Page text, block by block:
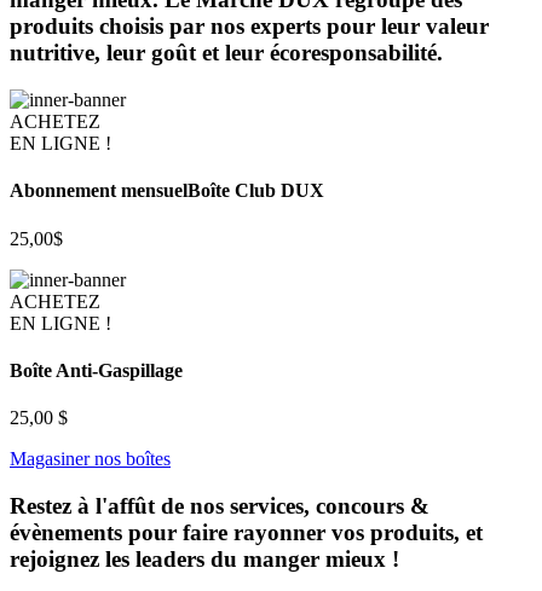
produits choisis par nos experts pour leur valeur
nutritive, leur goût et leur écoresponsabilité.
ACHETEZ
EN LIGNE !
Abonnement mensuelBoîte Club DUX
25,00$
ACHETEZ
EN LIGNE !
Boîte Anti-Gaspillage
25,00 $
Magasiner nos boîtes
Restez à l'affût de nos services, concours &
évènements pour faire rayonner vos produits, et
rejoignez les leaders du manger mieux !